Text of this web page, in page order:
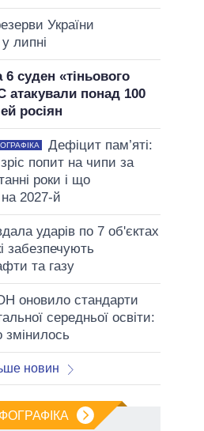
України
липні
суден «тіньового
понад 100
росіян
Дефіцит пам’яті:
попит на чипи за
роки і що
2027-й
ударів по 7 об'єктах
забезпечують
та газу
оновило стандарти
середньої освіти:
змінилось
новин